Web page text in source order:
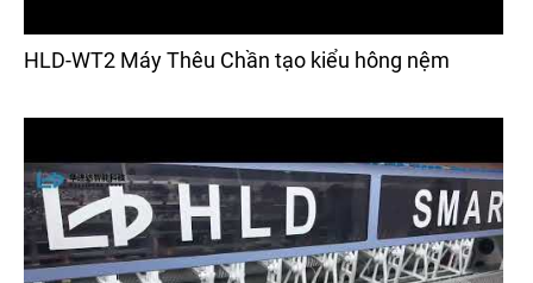
HLD-WT2 Máy Thêu Chần tạo kiểu hông nệm